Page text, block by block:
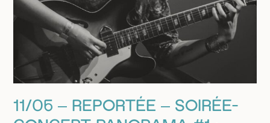
11/06 – REPORTÉE – SOIRÉE-